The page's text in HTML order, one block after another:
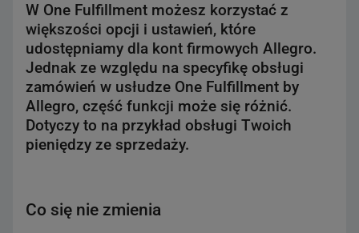
W One Fulfillment możesz korzystać z
większości opcji i ustawień, które
udostępniamy dla kont firmowych Allegro.
Jednak ze względu na specyfikę obsługi
zamówień w usłudze One Fulfillment by
Allegro, część funkcji może się różnić.
Dotyczy to na przykład obsługi Twoich
pieniędzy ze sprzedaży.
Co się nie zmienia